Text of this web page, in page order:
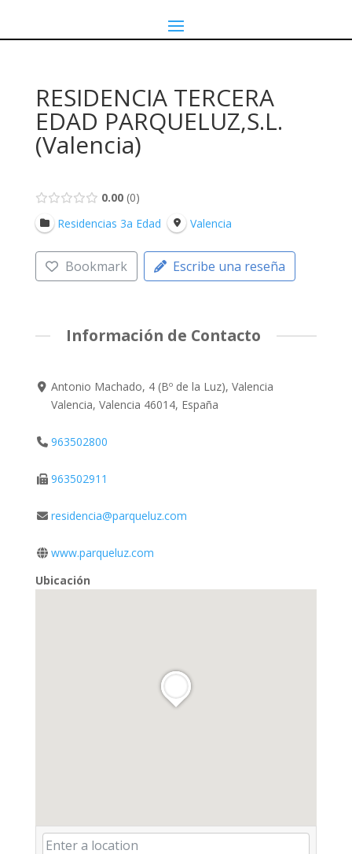
RESIDENCIA TERCERA
EDAD PARQUELUZ,S.L.
(Valencia)
0.00 0
Residencias 3a Edad
Valencia
Bookmark Escribe una reseña
Información de Contacto
Antonio Machado, 4 (Bº de la Luz), Valencia
Valencia, Valencia 46014, España
963502800
963502911
residencia@parqueluz.com
www.parqueluz.com
Ubicación